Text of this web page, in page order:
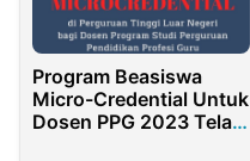
Program Beasiswa
Micro-Credential Untuk
Dosen PPG 2023 Telah